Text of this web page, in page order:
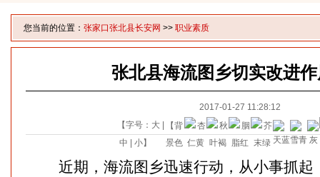
您当前的位置： 张家口张北县长安网 >> 职业素质
张北县海流图乡切实改进
2017-01-27 11:28:12
【字号： 大
中
小】
【背
景色
近期，海流图乡迅速行动，从小事抓起